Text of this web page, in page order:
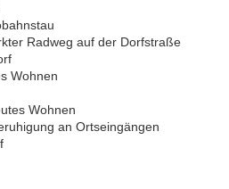
Radweg auf der Dorfstraße
Wohnen
Wohnen
an Ortseingängen